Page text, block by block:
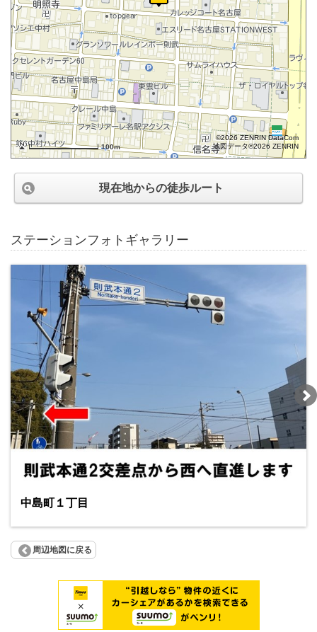
100m
©2026 ZENRIN DataCom
地図データ©2026 ZENRIN
現在地からの徒歩ルート
ステーションフォトギャラリー
中島町１丁目
周辺地図に戻る